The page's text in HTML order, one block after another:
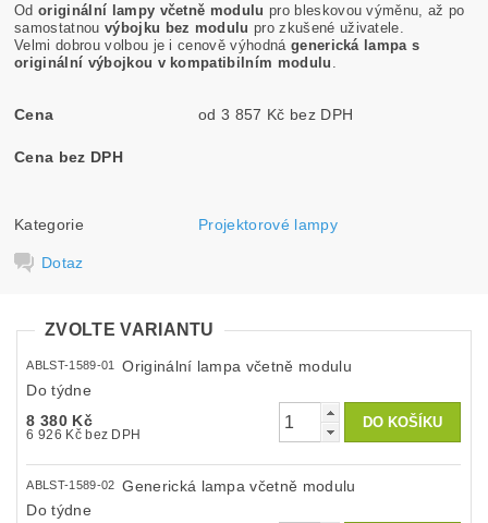
Odoriginální lampy včetně modulu pro bleskovou výměnu, až po
samostatnou výbojku bez modulu pro zkušené uživatele.
Velmi dobrou volbou je i cenově výhodná generická lampa s
originální výbojkou v kompatibilním modulu
Cena od 3 857 Kč bez DPH
Cena bez DPH
Kategorie Projektorové lampy
Dotaz
ZVOLTE VARIANTU
ABLST-1589-01
Originální lampa včetně modulu
Do týdne
8 380 Kč
6 926 Kč bez DPH
ABLST-1589-02
Generická lampa včetně modulu
Do týdne